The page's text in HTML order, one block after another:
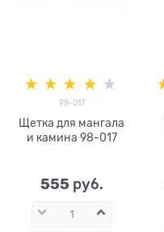
98-017
Щетка для мангала
и камина 98-017
555 руб.